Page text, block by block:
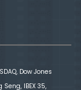
Dow Jones
Seng, IBEX 35,